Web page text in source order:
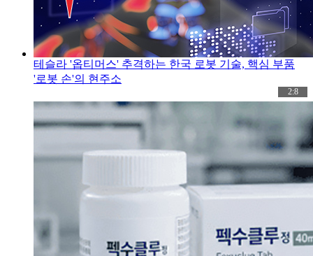
테슬라 '옵티머스' 추격하는 한국 로봇 기술, 핵심 부품
'로봇 손'의 현주소
2:8